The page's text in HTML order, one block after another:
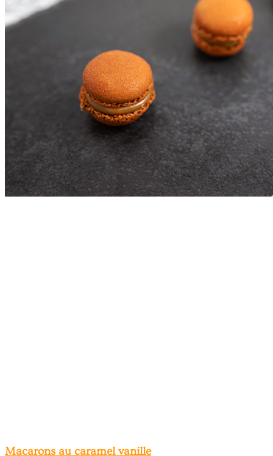
Macarons au caramel vanille